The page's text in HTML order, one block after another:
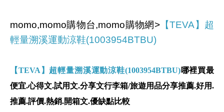
momo,momo購物台,momo購物網>【TEVA】超
輕量溯溪運動涼鞋(1003954BTBU)
【TEVA】超輕量溯溪運動涼鞋(1003954BTBU)哪裡買最
便宜.心得文.試用文.分享文行李箱/旅遊用品分享推薦.好用.
推薦.評價.熱銷.開箱文.優缺點比較